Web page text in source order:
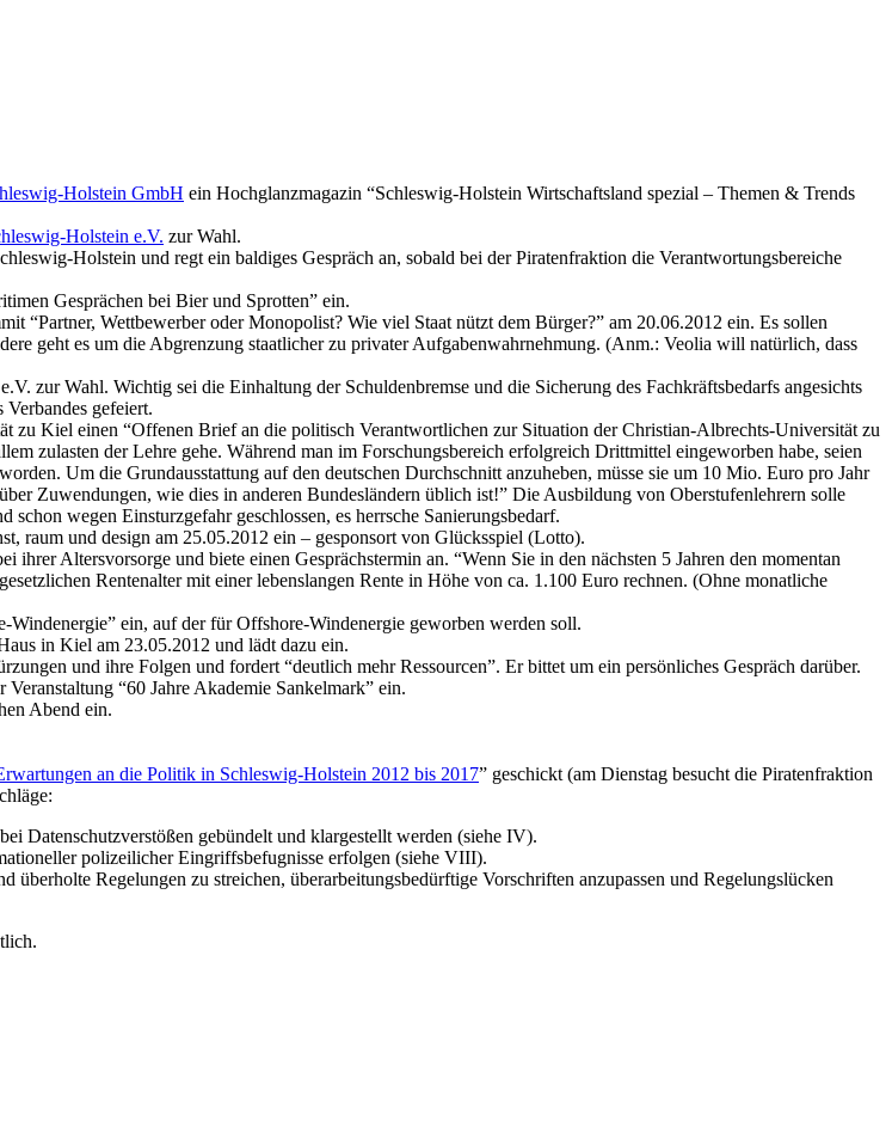
Holstein GmbH ein Hochglanzmagazin “Schleswig-Holstein Wirtschaftsland spezial – Themen & Trends
Holstein e.V. zur Wahl.
Holstein und regt ein baldiges Gespräch an, sobald bei der Piratenfraktion die Verantwortungsbereiche
Gesprächen bei Bier und Sprotten” ein.
Wettbewerber oder Monopolist? Wie viel Staat nützt dem Bürger?” am 20.06.2012 ein. Es sollen
geht es um die Abgrenzung staatlicher zu privater Aufgabenwahrnehmung. (Anm.: Veolia will natürlich, dass
zur Wahl. Wichtig sei die Einhaltung der Schuldenbremse und die Sicherung des Fachkräftsbedarfs angesichts
gefeiert.
zu Kiel einen “Offenen Brief an die politisch Verantwortlichen zur Situation der Christian-Albrechts-Universität zu
zulasten der Lehre gehe. Während man im Forschungsbereich erfolgreich Drittmittel eingeworben habe, seien
Um die Grundausstattung auf den deutschen Durchschnitt anzuheben, müsse sie um 10 Mio. Euro pro Jahr
Zuwendungen, wie dies in anderen Bundesländern üblich ist!” Die Ausbildung von Oberstufenlehrern solle
wegen Einsturzgefahr geschlossen, es herrsche Sanierungsbedarf.
raum und design am 25.05.2012 ein – gesponsort von Glücksspiel (Lotto).
ihrer Altersvorsorge und biete einen Gesprächstermin an. “Wenn Sie in den nächsten 5 Jahren den momentan
Rentenalter mit einer lebenslangen Rente in Höhe von ca. 1.100 Euro rechnen. (Ohne monatliche
ein, auf der für Offshore-Windenergie geworben werden soll.
in Kiel am 23.05.2012 und lädt dazu ein.
und ihre Folgen und fordert “deutlich mehr Ressourcen”. Er bittet um ein persönliches Gespräch darüber.
Veranstaltung “60 Jahre Akademie Sankelmark” ein.
Abend ein.
an die Politik in Schleswig-Holstein 2012 bis 2017” geschickt (am Dienstag besucht die Piratenfraktion
Datenschutzverstößen gebündelt und klargestellt werden (siehe IV).
polizeilicher Eingriffsbefugnisse erfolgen (siehe VIII).
Regelungen zu streichen, überarbeitungsbedürftige Vorschriften anzupassen und Regelungslücken